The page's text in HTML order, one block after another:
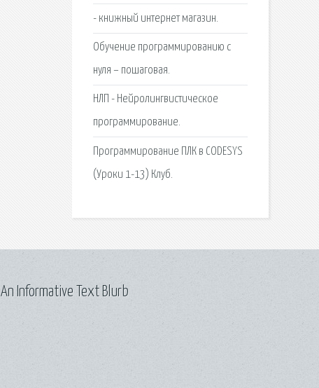
- книжный интернет магазин.
Обучение программированию с
нуля – пошаговая.
НЛП - Нейролингвистическое
программирование.
Программирование ПЛК в CODESYS
(Уроки 1-13) Клуб.
An Informative Text Blurb